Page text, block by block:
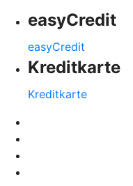
easyCredit
easyCredit
Kreditkarte
Kreditkarte